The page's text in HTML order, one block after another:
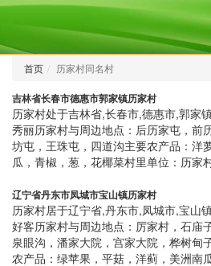
首页 历家村同名村
吉林省长春市德惠市郭家镇历家村
历家村处于吉林省,长春市,德惠市,郭家
秀丽历家村与周边地点：后历家屯，前
坊屯，王珠屯，四道沟主要农产品：洋
瓜，青椒，葱，花椰菜村里单位：历
辽宁省丹东市凤城市宝山镇历家村
历家村居于辽宁省,丹东市,凤城市,宝山
好客历家村与周边地点：厉家村，石庙
泉眼沟，潘家大院，宫家大院，桦树甸
农产品：绿苹果，平菇，洋蓟，美洲